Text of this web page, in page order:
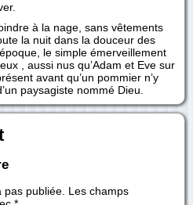
à la nage, sans vêtements
la nuit dans la douceur des
le simple émerveillement
, aussi nus qu’Adam et Eve sur
avant qu’un pommier n’y
paysagiste nommé Dieu.
publiée. Les champs